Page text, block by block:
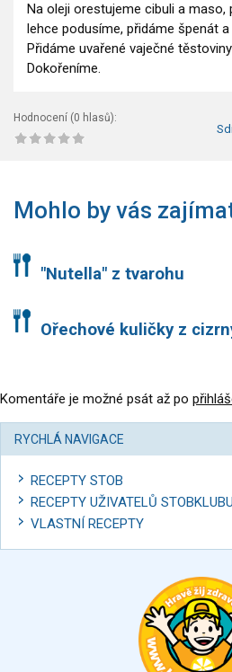
Na oleji orestujeme cibuli a maso,
lehce podusíme, přidáme špenát
Přidáme uvařené vaječné
Dokořeníme.
Hodnocení (0 hlasů):
Mohlo by vás
"Nutella" z tvarohu
Ořechové kuličky z
Komentáře je možné psát až po
RYCHLÁ NAVIGACE
RECEPTY STOB
RECEPTY UŽIVATELŮ STOBKLUBU
VLASTNÍ RECEPTY